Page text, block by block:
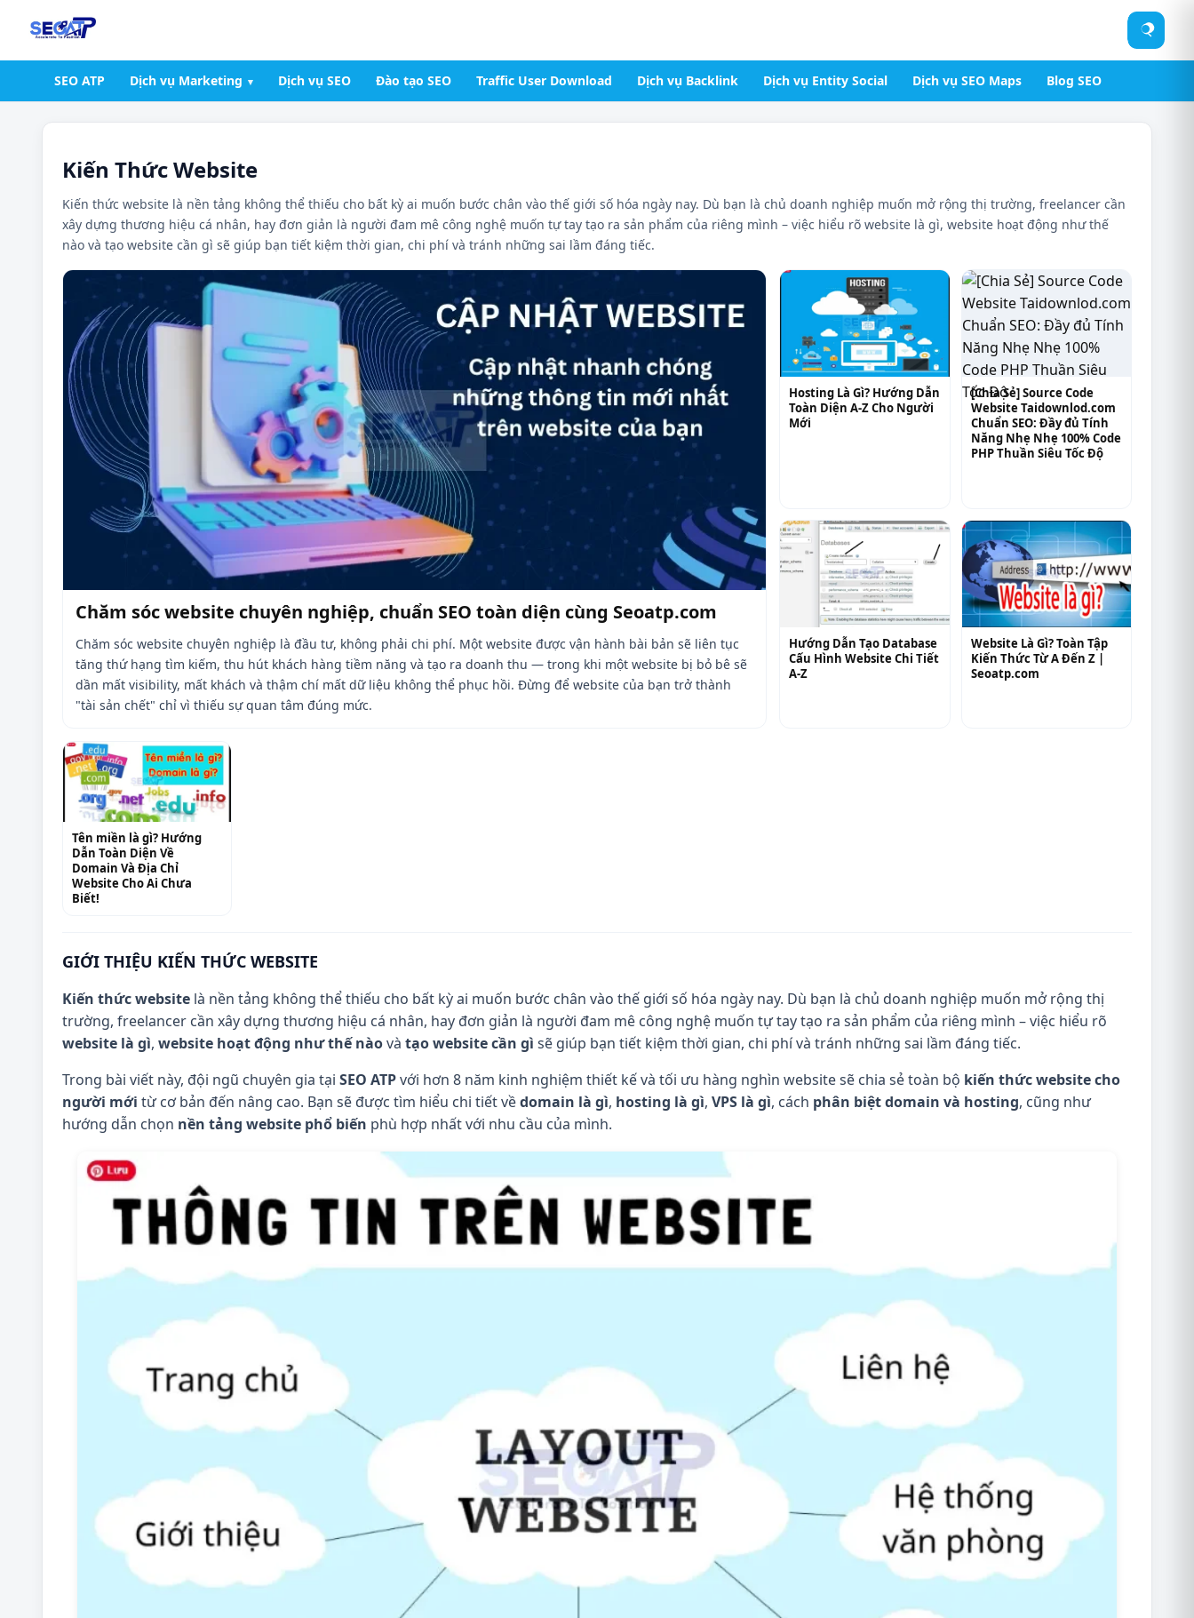
Tìm
kiếm
SEO ATP Dịch vụ Marketing Dịch vụ SEO Đào tạo SEO Traffic User Download Dịch vụ Backlink Dịch vụ Entity Social Dịch vụ SEO Maps Blog SEO
Kiến Thức Website
Kiến thức website là nền tảng không thể thiếu cho bất kỳ ai muốn bước chân vào thế giới số hóa ngày nay. Dù bạn là chủ doanh nghiệp muốn mở rộng thị trường, freelancer cần
xây dựng thương hiệu cá nhân, hay đơn giản là người đam mê công nghệ muốn tự tay tạo ra sản phẩm của riêng mình – việc hiểu rõ website là gì, website hoạt động như thế
nào và tạo website cần gì sẽ giúp bạn tiết kiệm thời gian, chi phí và tránh những sai lầm đáng tiếc.
Chăm sóc website chuyên nghiệp, chuẩn SEO toàn diện cùng Seoatp.com
Chăm sóc website chuyên nghiệp là đầu tư, không phải chi phí. Một website được vận hành bài bản sẽ liên tục
tăng thứ hạng tìm kiếm, thu hút khách hàng tiềm năng và tạo ra doanh thu — trong khi một website bị bỏ bê sẽ
dần mất visibility, mất khách và thậm chí mất dữ liệu không thể phục hồi. Đừng để website của bạn trở thành
"tài sản chết" chỉ vì thiếu sự quan tâm đúng mức.
Hosting Là Gì? Hướng Dẫn
Toàn Diện A-Z Cho Người
Mới
[Chia Sẻ] Source Code
Website Taidownlod.com
Chuẩn SEO: Đầy đủ Tính
Năng Nhẹ Nhẹ 100% Code
PHP Thuần Siêu Tốc Độ
Hướng Dẫn Tạo Database
Cấu Hình Website Chi Tiết
A-Z
Website Là Gì? Toàn Tập
Kiến Thức Từ A Đến Z |
Seoatp.com
Tên miền là gì? Hướng
Dẫn Toàn Diện Về
Domain Và Địa Chỉ
Website Cho Ai Chưa
Biết!
GIỚI THIỆU KIẾN THỨC WEBSITE
Kiến thức website là nền tảng không thể thiếu cho bất kỳ ai muốn bước chân vào thế giới số hóa ngày nay. Dù bạn là chủ doanh nghiệp muốn mở rộng thị
trường, freelancer cần xây dựng thương hiệu cá nhân, hay đơn giản là người đam mê công nghệ muốn tự tay tạo ra sản phẩm của riêng mình – việc hiểu rõ
website là gì, website hoạt động như thế nàovà tạo website cần gì sẽ giúp bạn tiết kiệm thời gian, chi phí và tránh những sai lầm đáng tiếc.
Trong bài viết này, đội ngũ chuyên gia tại SEO ATPvới hơn 8 năm kinh nghiệm thiết kế và tối ưu hàng nghìn website sẽ chia sẻ toàn bộ kiến thức website cho
người mới từ cơ bản đến nâng cao. Bạn sẽ được tìm hiểu chi tiết vềdomain là gì, hosting là gì, VPS là gì, cách phân biệt domain và hosting, cũng như
hướng dẫn chọn nền tảng website phổ biến phù hợp nhất với nhu cầu của mình.